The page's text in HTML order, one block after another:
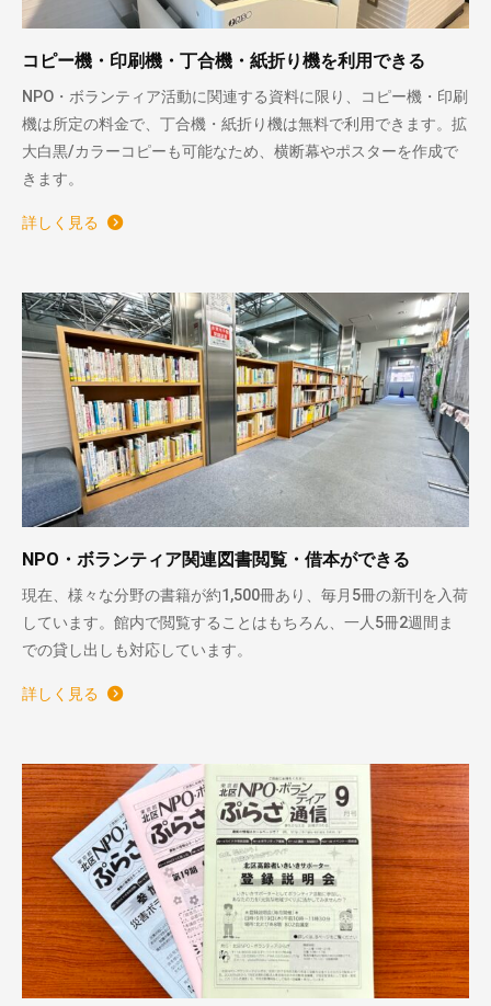
コピー機・印刷機・丁合機・紙折り機を利用できる
NPO・ボランティア活動に関連する資料に限り、コピー機・印刷
機は所定の料金で、丁合機・紙折り機は無料で利用できます。拡
大白黒/カラーコピーも可能なため、横断幕やポスターを作成で
きます。
詳しく見る
NPO・ボランティア関連図書閲覧・借本ができる
現在、様々な分野の書籍が約1,500冊あり、毎月5冊の新刊を入荷
しています。館内で閲覧することはもちろん、一人5冊2週間ま
での貸し出しも対応しています。
詳しく見る